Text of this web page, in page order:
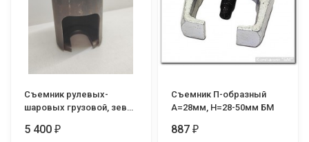
Съемник рулевых-
шаровых грузовой, зев
5 400₽
Съемник П-образный
А=28мм, Н=28-50мм БМ
887₽